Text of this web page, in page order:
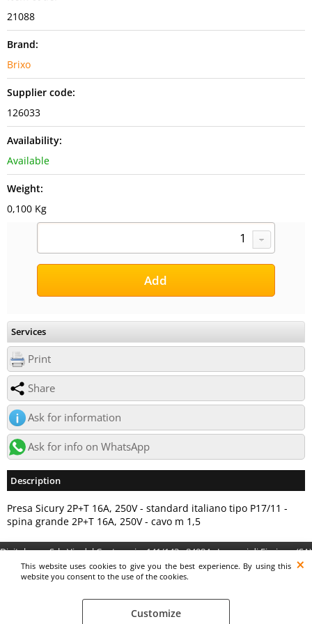
This website uses cookies to give you the best experience. By using this
website you consent to the use of the cookies.
Customize
21088
Brand:
Brixo
Supplier code:
126033
Availability:
Available
Weight:
0,100 Kg
Services
Print
Share
Ask for information
Ask for info on WhatsApp
Description
Presa Sicury 2P+T 16A, 250V - standard italiano tipo P17/11 -
spina grande 2P+T 16A, 250V - cavo m 1,5
Digitalrama Srl - Via del Centenario, 141/143 - 84084 - Lancusi di Fisciano (SA)
- P.IVA 05130560658 - digitalramasrl@pec.it G4AI1U8